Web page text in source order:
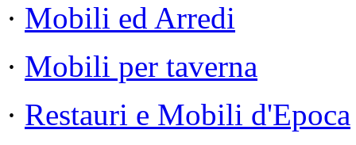
· Mobili ed Arredi
· Mobili per taverna
· Restauri e Mobili d'Epoca